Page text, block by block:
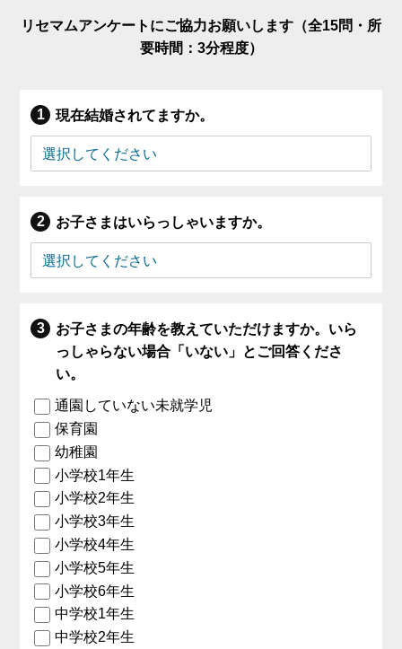
リセマムアンケートにご協力お願いします（全15問・所
要時間：3分程度）
現在結婚されてますか。
お子さまはいらっしゃいますか。
お子さまの年齢を教えていただけますか。いら
っしゃらない場合「いない」とご回答くださ
い。
通園していない未就学児
保育園
幼稚園
小学校1年生
小学校2年生
小学校3年生
小学校4年生
小学校5年生
小学校6年生
中学校1年生
中学校2年生